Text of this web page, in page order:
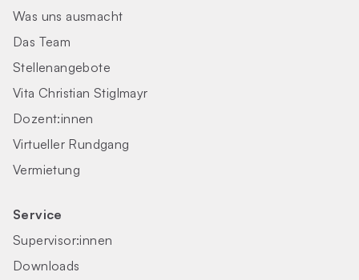
Was uns ausmacht
Das Team
Stellenangebote
Vita Christian Stiglmayr
Dozent:innen
Virtueller Rundgang
Vermietung
Service
Supervisor:innen
Downloads